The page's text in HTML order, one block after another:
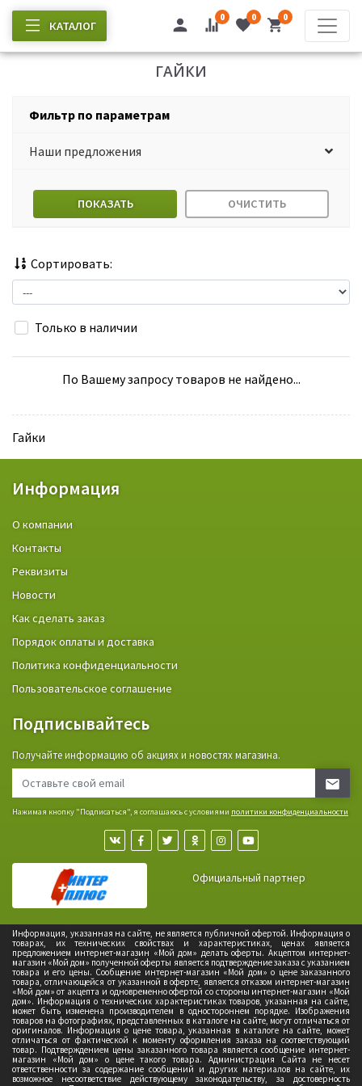
КАТАЛОГ
0 0 0
ГАЙКИ
Фильтр по параметрам
Наши предложения
ПОКАЗАТЬ ОЧИСТИТЬ
Сортировать:
Только в наличии
По Вашему запросу товаров не найдено...
Гайки
Информация
О компании
Контакты
Реквизиты
Новости
Как сделать заказ
Порядок оплаты и доставка
Политика конфиденциальности
Пользовательское соглашение
Подписывайтесь
Получайте информацию об акциях и новостях магазина.
Нажимая кнопку "Подписаться", я соглашаюсь с условиями политики конфиденциальности
Официальный партнер
Информация, указанная на сайте, не является публичной офертой. Информация о
товарах, их технических свойствах и характеристиках, ценах является
предложением интернет-магазин «Мой дом» делать оферты. Акцептом интернет-
магазин «Мой дом» полученной оферты является подтверждение заказа с указанием
товара и его цены. Сообщение интернет-магазин «Мой дом» о цене заказанного
товара, отличающейся от указанной в оферте, является отказом интернет-магазин
«Мой дом» от акцепта и одновременно офертой со стороны интернет-магазин «Мой
дом». Информация о технических характеристиках товаров, указанная на сайте,
может быть изменена производителем в одностороннем порядке. Изображения
товаров на фотографиях, представленных в каталоге на сайте, могут отличаться от
оригиналов. Информация о цене товара, указанная в каталоге на сайте, может
отличаться от фактической к моменту оформления заказа на соответствующий
товар. Подтверждением цены заказанного товара является сообщение интернет-
магазин «Мой дом» о цене такого товара. Администрация Сайта не несет
ответственности за содержание сообщений и других материалов на сайте, их
возможное несоответствие действующему законодательству, за достоверность